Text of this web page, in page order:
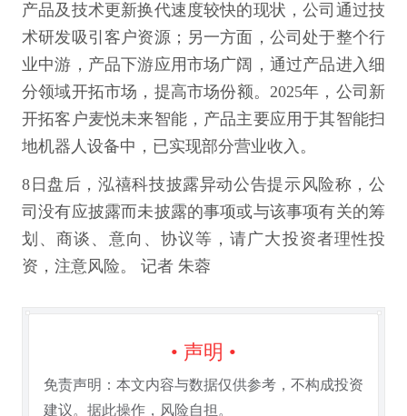
产品及技术更新换代速度较快的现状，公司通过技
术研发吸引客户资源；另一方面，公司处于整个行
业中游，产品下游应用市场广阔，通过产品进入细
分领域开拓市场，提高市场份额。2025年，公司新
开拓客户麦悦未来智能，产品主要应用于其智能扫
地机器人设备中，已实现部分营业收入。
8日盘后，泓禧科技披露异动公告提示风险称，公
司没有应披露而未披露的事项或与该事项有关的筹
划、商谈、意向、协议等，请广大投资者理性投
资，注意风险。 记者 朱蓉
• 声明 •
免责声明：本文内容与数据仅供参考，不构成投资
建议。据此操作，风险自担。